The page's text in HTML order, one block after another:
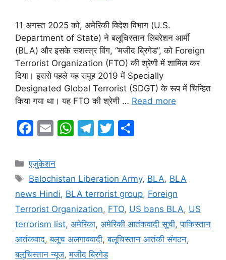
11 अगस्त 2025 को, अमेरिकी विदेश विभाग (U.S.
Department of State) ने बलूचिस्तान लिबरेशन आर्मी
(BLA) और इसके सशस्त्र विंग, “मजीद ब्रिगेड”, को Foreign
Terrorist Organization (FTO) की श्रेणी में शामिल कर
दिया। इससे पहले यह समूह 2019 में Specially
Designated Global Terrorist (SDGT) के रूप में चिन्हित
किया गया था। यह FTO की श्रेणी … Read more
F
c
e
b
o
o
k
E
ai
l
W
s
A
p
p
T
gr
a
m
T
er e
Categories
एजुकेशन
Tags
Balochistan Liberation Army, BLA, BLA
news Hindi, BLA terrorist group, Foreign
Terrorist Organization, FTO, US bans BLA, US
terrorism list, अमेरिका, अमेरिकी आतंकवादी सूची,पाकिस्तान
आतंकवाद,बलूच अलगाववादी,बलूचिस्तान आतंकी संगठन,
बलूचिस्तान न्यूज,मजीद ब्रिगेड